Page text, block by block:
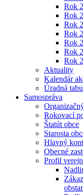
Rok
Rok
Rok
Rok
Rok
Rok
Rok
Aktuality
Kalendár
Úradná
Samospráva
Rokovací
Štatút obce
Starosta
Hlavný
Obecné
Profil